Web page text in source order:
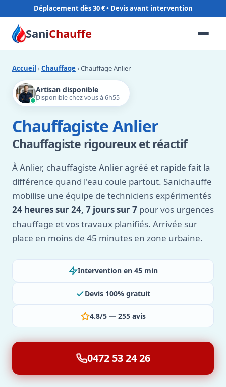
Déplacement dès 30 €
SaniChauffe
Accueil ›Chauffage › Chauffage Anlier
Artisan disponible
Disponible chez vous à 6h55
Chauffagiste Anlier
Chauffagiste rigoureux et réactif
À Anlier, chauffagiste Anlier agréé et rapide fait la
différence quand l'eau coule partout. Sanichauffe
mobilise une équipe de techniciens expérimentés
24 heures sur 24, 7 jours sur 7 pour vos urgences
chauffage et vos travaux planifiés. Arrivée sur
place en moins de 45 minutes en zone urbaine.
Intervention en 45 min
Devis 100% gratuit
4.8/5 — 255 avis
0472 53 24 26